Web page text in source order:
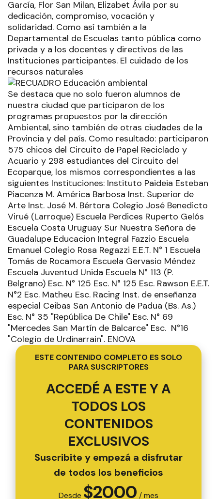
García, Flor San Milan, Elizabet Ávila por su
dedicación, compromiso, vocación y
solidaridad. Como así también a la
Departamental de Escuelas tanto pública como
privada y a los docentes y directivos de las
Instituciones participantes. El cuidado de los
recursos naturales
Se destaca que no solo fueron alumnos de
nuestra ciudad que participaron de los
programas propuestos por la dirección
Ambiental, sino también de otras ciudades de la
Provincia y del país. Como resultado: participaron
575 chicos del Circuito de Papel Reciclado y
Acuario y 298 estudiantes del Circuito del
Ecoparque, los mismos correspondientes a las
siguientes Instituciones: Instituto Paideia Esteban
Piacenza M. América Barbosa Inst. Superior de
Arte Inst. José M. Bértora Colegio José Benedicto
Virué (Larroque) Escuela Perdices Ruperto Gelós
Escuela Costa Uruguay Sur Nuestra Señora de
Guadalupe Educacion Integral Fazzio Escuela
Emanuel Colegio Rosa Regazzi E.E.T. N° 1 Escuela
Tomás de Rocamora Escuela Gervasio Méndez
Escuela Juventud Unida Escuela N° 113 (P.
Belgrano) Esc. N° 125 Esc. N° 125 Esc. Rawson E.E.T.
N°2 Esc. Matheu Esc. Racing Inst. de enseñanza
especial Ceibas San Antonio de Padua (Bs. As.)
Esc. N° 35 "República De Chile" Esc. N° 69
"Mercedes San Martín de Balcarce" Esc. N°16
"Colegio de Urdinarrain". ENOVA
ESTE CONTENIDO COMPLETO ES SOLO
PARA SUSCRIPTORES
ACCEDÉ A ESTE Y A
TODOS LOS
CONTENIDOS
EXCLUSIVOS
Suscribite y empezá a disfrutar
de todos los beneficios
Desde $2000 / mes